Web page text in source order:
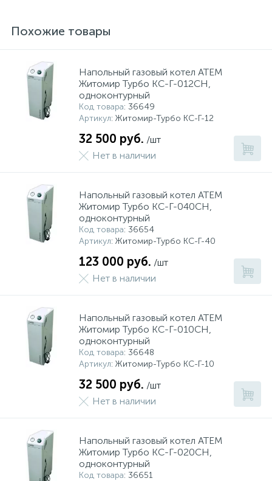
Похожие товары
Напольный газовый котел АТЕМ
Житомир Турбо КС-Г-012СН,
одноконтурный
Код товара: 36649
Артикул: Житомир-Турбо КС-Г-12
32 500 руб. /шт
Нет в наличии
Напольный газовый котел АТЕМ
Житомир Турбо КС-Г-040СН,
одноконтурный
Код товара: 36654
Артикул: Житомир-Турбо КС-Г-40
123 000 руб. /шт
Нет в наличии
Напольный газовый котел АТЕМ
Житомир Турбо КС-Г-010СН,
одноконтурный
Код товара: 36648
Артикул: Житомир-Турбо КС-Г-10
32 500 руб. /шт
Нет в наличии
Напольный газовый котел АТЕМ
Житомир Турбо КС-Г-020СН,
одноконтурный
Код товара: 36651